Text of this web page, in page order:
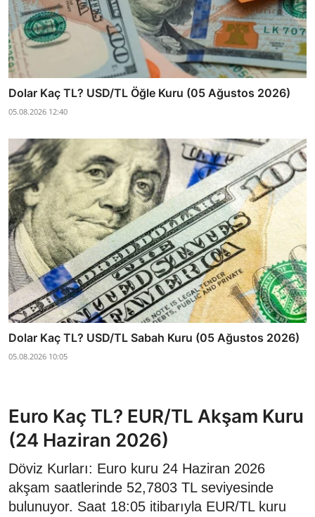
Dolar Kaç TL? USD/TL Öğle Kuru (05 Ağustos 2026)
05.08.2026 12:40
Dolar Kaç TL? USD/TL Sabah Kuru (05 Ağustos 2026)
05.08.2026 10:05
Euro Kaç TL? EUR/TL Akşam Kuru
(24 Haziran 2026)
Döviz Kurları: Euro kuru 24 Haziran 2026
akşam saatlerinde 52,7803 TL seviyesinde
bulunuyor. Saat 18:05 itibarıyla EUR/TL kuru